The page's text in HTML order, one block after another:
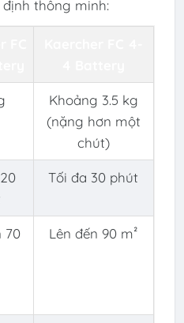
thông minh:
Khoảng 3.5 kg
(nặng hơn một
chút)
Tối đa 30 phút
70
Lên đến 90 m²